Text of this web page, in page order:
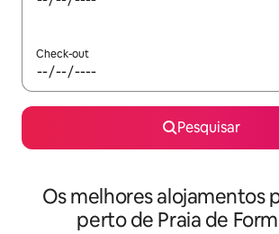
Check-out
Pesquisar
Os melhores alojamentos
perto de Praia de